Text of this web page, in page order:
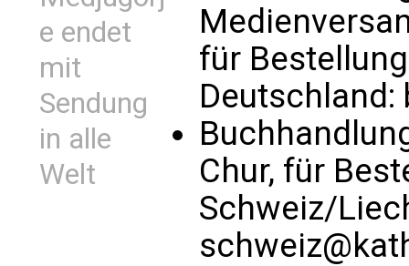
e endet
mit
Sendung
in alle
Welt
für
Deutschland:
Chur, für
Schweiz/